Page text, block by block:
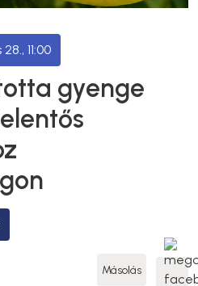
11:00
gyenge
Másolás